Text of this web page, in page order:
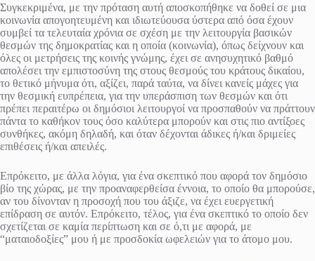
Συγκεκριμένα, με την πρόταση αυτή αποσκοπήθηκε να δοθεί σε μια
κοινωνία απογοητευμένη και ιδιωτεύουσα ύστερα από όσα έχουν
συμβεί τα τελευταία χρόνια σε σχέση με την λειτουργία βασικών
θεσμών της δημοκρατίας και η οποία (κοινωνία), όπως δείχνουν και
όλες οι μετρήσεις της κοινής γνώμης, έχει σε ανησυχητικό βαθμό
απολέσει την εμπιστοσύνη της στους θεσμούς του κράτους δικαίου,
το θετικό μήνυμα ότι, αξίζει, παρά ταύτα, να δίνει κανείς μάχες για
την θεσμική ευπρέπεια, για την υπεράσπιση των θεσμών και ότι
πρέπει περαιτέρω οι δημόσιοι λειτουργοί να προσπαθούν να πράττουν
πάντα το καθήκον τους όσο καλύτερα μπορούν και στις πιο αντίξοες
συνθήκες, ακόμη δηλαδή, και όταν δέχονται άδικες ή/και δριμείες
επιθέσεις ή/και απειλές.
Επρόκειτο, με άλλα λόγια, για ένα σκεπτικό που αφορά τον δημόσιο
βίο της χώρας, με την προαναφερθείσα έννοια, τo οποίο θα μπορούσε,
αν του δίνονταν η προσοχή που του άξιζε, να έχει ευεργετική
επίδραση σε αυτόν. Επρόκειτο, τέλος, για ένα σκεπτικό το οποίο δεν
σχετίζεται σε καμία περίπτωση και σε ό,τι με αφορά, με
“ματαιοδοξίες” μου ή με προσδοκία ωφελειών για το άτομο μου.